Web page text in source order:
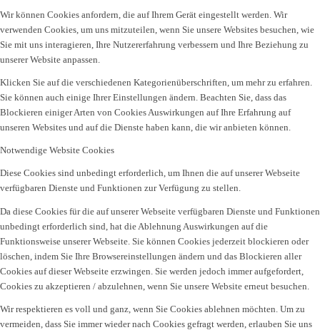
Wir können Cookies anfordern, die auf Ihrem Gerät eingestellt werden. Wir
verwenden Cookies, um uns mitzuteilen, wenn Sie unsere Websites besuchen, wie
Sie mit uns interagieren, Ihre Nutzererfahrung verbessern und Ihre Beziehung zu
unserer Website anpassen.
Klicken Sie auf die verschiedenen Kategorienüberschriften, um mehr zu erfahren.
Sie können auch einige Ihrer Einstellungen ändern. Beachten Sie, dass das
Blockieren einiger Arten von Cookies Auswirkungen auf Ihre Erfahrung auf
unseren Websites und auf die Dienste haben kann, die wir anbieten können.
Notwendige Website Cookies
Diese Cookies sind unbedingt erforderlich, um Ihnen die auf unserer Webseite
verfügbaren Dienste und Funktionen zur Verfügung zu stellen.
Da diese Cookies für die auf unserer Webseite verfügbaren Dienste und Funktionen
unbedingt erforderlich sind, hat die Ablehnung Auswirkungen auf die
Funktionsweise unserer Webseite. Sie können Cookies jederzeit blockieren oder
löschen, indem Sie Ihre Browsereinstellungen ändern und das Blockieren aller
Cookies auf dieser Webseite erzwingen. Sie werden jedoch immer aufgefordert,
Cookies zu akzeptieren / abzulehnen, wenn Sie unsere Website erneut besuchen.
Wir respektieren es voll und ganz, wenn Sie Cookies ablehnen möchten. Um zu
vermeiden, dass Sie immer wieder nach Cookies gefragt werden, erlauben Sie uns